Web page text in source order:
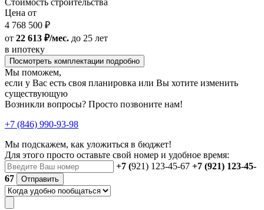
Цена от
4 768 500 ₽
от 22 613 ₽/мес. до 25 лет
в ипотеку
Посмотреть комплектации подробно
Мы поможем,
если у Вас есть своя планировка или Вы хотите изменить
существующую
Возникли вопросы? Просто позвоните нам!
+7 (846) 990-93-98
Мы подскажем, как уложиться в бюджет!
Для этого просто оставьте свой номер и удобное время:
+7 (921) 123-45-67 +7 (921) 123-45-
67
Отправить